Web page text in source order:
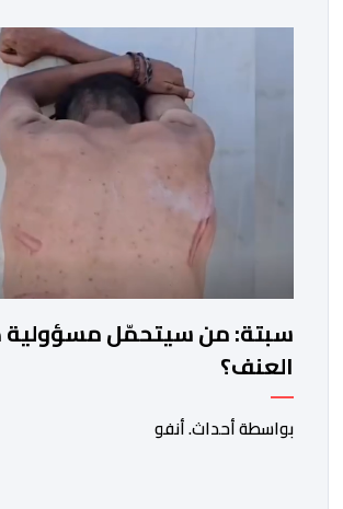
سبتة: من سيتحمّل مسؤولية
العنف؟
بواسطة أحداث. أنفو